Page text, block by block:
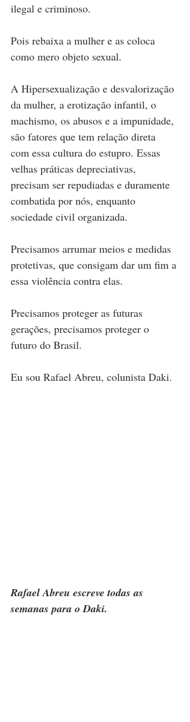
ilegal e criminoso.
Pois rebaixa a mulher e as coloca
como mero objeto sexual.
A Hipersexualização e desvalorização
da mulher, a erotização infantil, o
machismo, os abusos e a impunidade,
são fatores que tem relação direta
com essa cultura do estupro. Essas
velhas práticas depreciativas,
precisam ser repudiadas e duramente
combatida por nós, enquanto
sociedade civil organizada.
Precisamos arrumar meios e medidas
protetivas, que consigam dar um fim a
essa violência contra elas.
Precisamos proteger as futuras
gerações, precisamos proteger o
futuro do Brasil.
Eu sou Rafael Abreu, colunista Daki.
Rafael Abreu escreve todas as
semanas para o Daki.